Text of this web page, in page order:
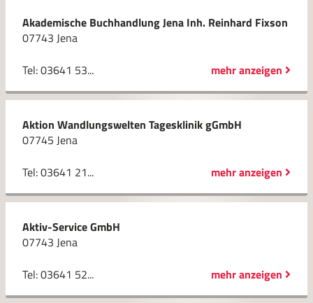
Akademische Buchhandlung Jena Inh. Reinhard Fixson
07743 Jena
Tel: 03641 53...
mehr anzeigen
Aktion Wandlungswelten Tagesklinik gGmbH
07745 Jena
Tel: 03641 21...
mehr anzeigen
Aktiv-Service GmbH
07743 Jena
Tel: 03641 52...
mehr anzeigen